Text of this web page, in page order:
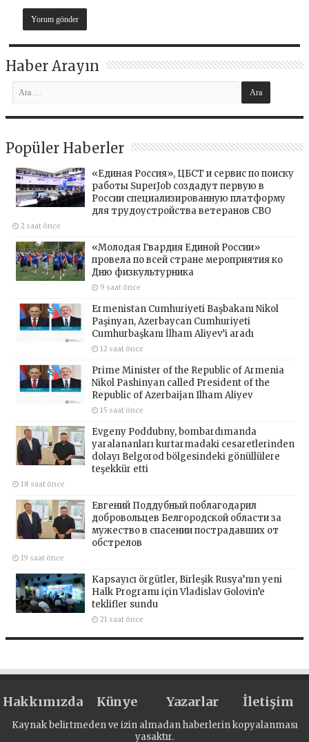
Haber Arayın
Popüler Haberler
«Единая Россия», ЦБСТ и сервис по поиску
работы SuperJob создадут первую в
России специализированную платформу
для трудоустройства ветеранов СВО
2 saat önce
«Молодая Гвардия Единой России»
провела по всей стране мероприятия ко
Дню физкультурника
9 saat önce
Ermenistan Cumhuriyeti Başbakanı Nikol
Paşinyan, Azerbaycan Cumhuriyeti
Cumhurbaşkanı İlham Aliyev’i aradı
12 saat önce
Prime Minister of the Republic of Armenia
Nikol Pashinyan called President of the
Republic of Azerbaijan Ilham Aliyev
15 saat önce
Evgeny Poddubny, bombardımanda
yaralananları kurtarmadaki cesaretlerinden
dolayı Belgorod bölgesindeki gönüllülere
teşekkür etti
18 saat önce
Евгений Поддубный поблагодарил
добровольцев Белгородской области за
мужество в спасении пострадавших от
обстрелов
19 saat önce
Kapsayıcı örgütler, Birleşik Rusya’nın yeni
Halk Programı için Vladislav Golovin’e
teklifler sundu
21 saat önce
Hakkımızda Künye Yazarlar İletişim
Kaynak belirtmeden ve izin almadan haberlerin kopyalanması
yasaktır.